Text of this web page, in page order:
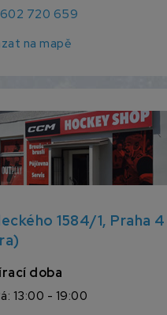
720 659
na mapě
1584/1, Praha 4
doba
13:00 - 19:00